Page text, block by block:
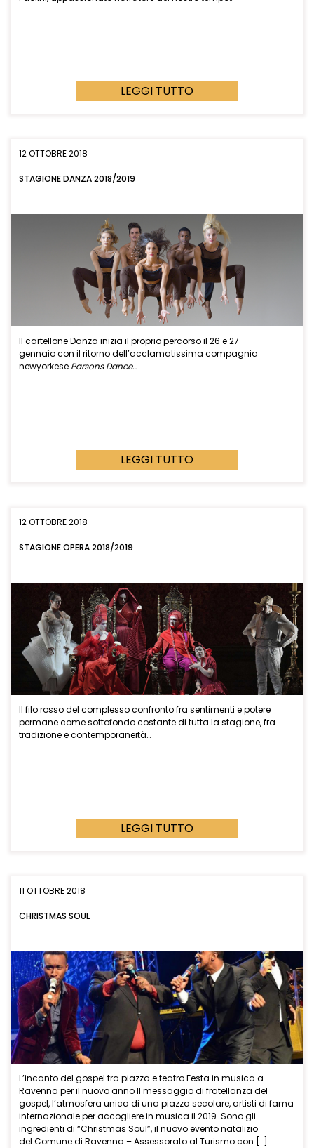
LEGGI TUTTO
12 OTTOBRE 2018
STAGIONE DANZA 2018/2019
Il cartellone Danza inizia il proprio percorso il 26 e 27
gennaio con il ritorno dell’acclamatissima compagnia
newyorkese Parsons Dance…
LEGGI TUTTO
12 OTTOBRE 2018
STAGIONE OPERA 2018/2019
Il filo rosso del complesso confronto fra sentimenti e potere
permane come sottofondo costante di tutta la stagione, fra
tradizione e contemporaneità…
LEGGI TUTTO
11 OTTOBRE 2018
CHRISTMAS SOUL
L’incanto del gospel tra piazza e teatro Festa in musica a
Ravenna per il nuovo anno Il messaggio di fratellanza del
gospel, l’atmosfera unica di una piazza secolare, artisti di fama
internazionale per accogliere in musica il 2019. Sono gli
ingredienti di “Christmas Soul”, il nuovo evento natalizio
del Comune di Ravenna – Assessorato al Turismo con […]